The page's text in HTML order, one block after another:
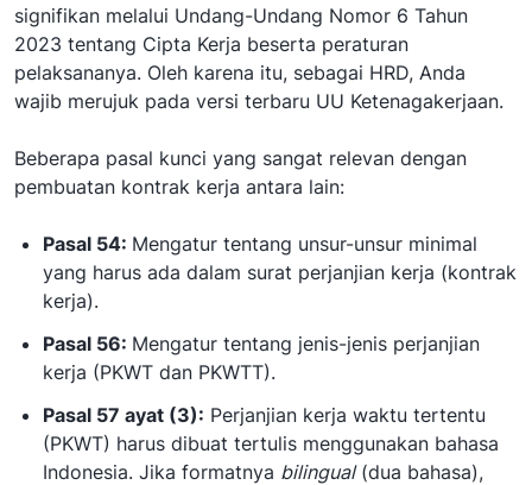
signifikan melalui Undang-Undang Nomor 6 Tahun
2023 tentang Cipta Kerja beserta peraturan
pelaksananya. Oleh karena itu, sebagai HRD, Anda
wajib merujuk pada versi terbaru UU Ketenagakerjaan.
Beberapa pasal kunci yang sangat relevan dengan
pembuatan kontrak kerja antara lain:
Pasal 54: Mengatur tentang unsur-unsur minimal
yang harus ada dalam surat perjanjian kerja (kontrak
kerja).
Pasal 56: Mengatur tentang jenis-jenis perjanjian
kerja (PKWT dan PKWTT).
Pasal 57 ayat (3): Perjanjian kerja waktu tertentu
(PKWT) harus dibuat tertulis menggunakan bahasa
Indonesia. Jika formatnya bilingual(dua bahasa),